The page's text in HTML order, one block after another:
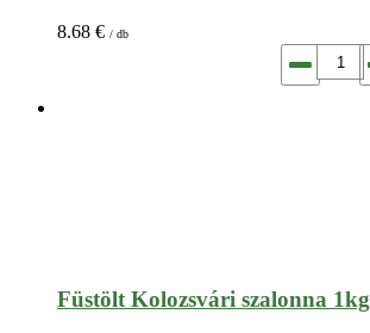
8.68 € / db
Füstölt Kolozsvári szalonna 1kg